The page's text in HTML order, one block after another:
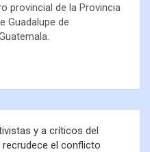
provincial de la Provincia
Guadalupe de
y a críticos del
recrudece el conflicto